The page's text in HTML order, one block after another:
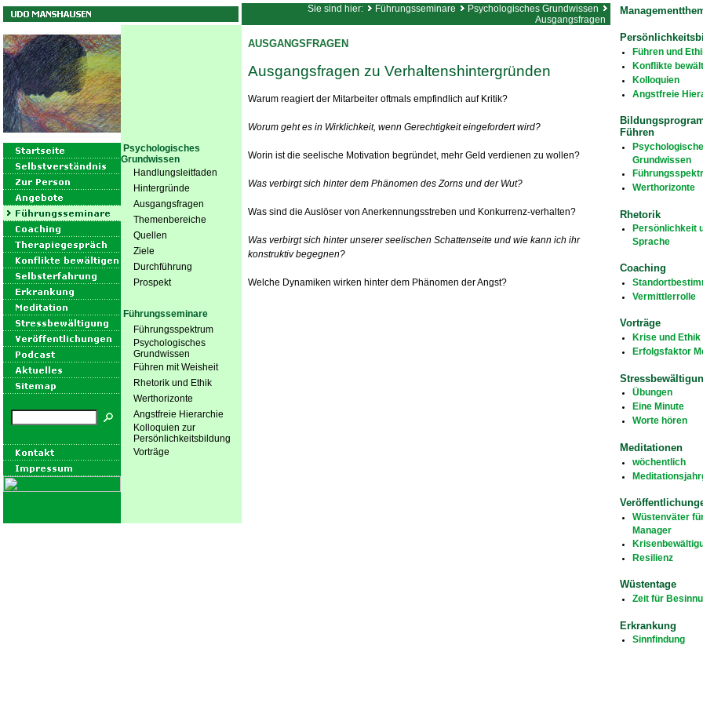
Sie sind hier: Führungsseminare
Psychologisches Grundwissen
Ausgangsfragen
Psychologisches
Grundwissen
Handlungsleitfaden
Hintergründe
Ausgangsfragen
Themenbereiche
Quellen
Ziele
Durchführung
Prospekt
Führungsseminare
Führungsspektrum
Psychologisches
Grundwissen
Führen mit Weisheit
Rhetorik und Ethik
Werthorizonte
Angstfreie Hierarchie
Kolloquien zur
Persönlichkeitsbildung
Vorträge
AUSGANGSFRAGEN
Ausgangsfragen zu Verhaltenshintergründen
Warum reagiert der Mitarbeiter oftmals empfindlich auf Kritik?
Worum geht es in Wirklichkeit, wenn Gerechtigkeit eingefordert wird?
Worin ist die seelische Motivation begründet, mehr Geld verdienen zu wollen?
Was verbirgt sich hinter dem Phänomen des Zorns und der Wut?
Was sind die Auslöser von Anerkennungsstreben und Konkurrenz-verhalten?
Was verbirgt sich hinter unserer seelischen Schattenseite und wie kann ich ihr
konstruktiv begegnen?
Welche Dynamiken wirken hinter dem Phänomen der Angst?
Führen und
Konflikte
Kolloquien
Angstfreie
Führen
Grundwissen
Werthorizonte
Rhetorik
Persönlichkeit
Sprache
Coaching
Vermittlerrolle
Vorträge
Krise und Ethik
Erfolgsfaktor
Übungen
Eine Minute
Worte hören
Meditationen
wöchentlich
Wüstenväter
Manager
Resilienz
Wüstentage
Zeit für
Erkrankung
Sinnfindung